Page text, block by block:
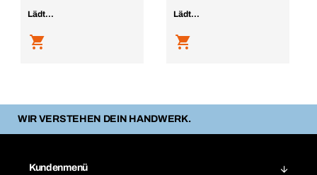
Lädt... Lädt...
WIR VERSTEHEN DEIN HANDWERK.
Kundenmenü